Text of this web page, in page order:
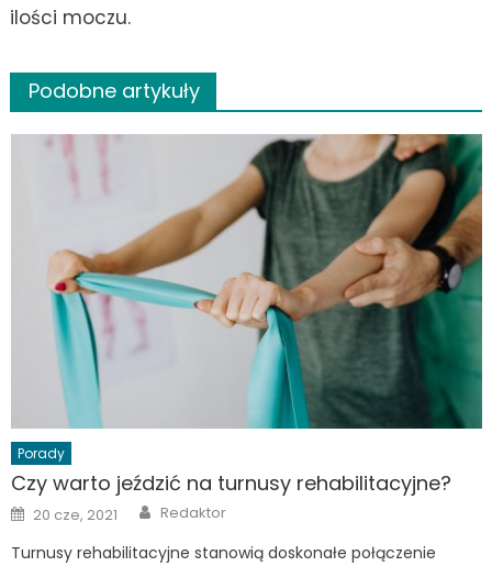
ilości moczu.
Podobne artykuły
Porady
Czy warto jeździć na turnusy rehabilitacyjne?
Posted
on
20 cze, 2021 Author
Redaktor
Turnusy rehabilitacyjne stanowią doskonałe połączenie